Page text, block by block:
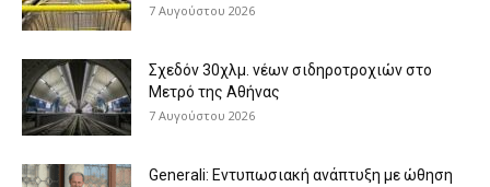
7 Αυγούστου 2026
Σχεδόν 30χλμ. νέων σιδηροτροχιών στο
Μετρό της Αθήνας
7 Αυγούστου 2026
Generali: Eντυπωσιακή ανάπτυξη με ώθηση